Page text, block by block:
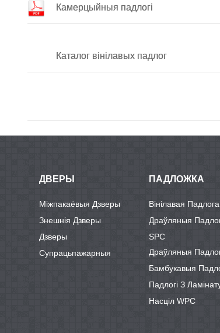
Камерцыйныя падлогі
Каталог вінілавых падлог
ДВЕРЫ
Міжпакаёвыя Дзверы
Знешнія Дзверы
Дзверы
Супрацьпажарныя
ПАДЛОЖКА
Вінілавая Падлога
Драўляныя
SPC
Драўляныя
Бамбукавыя
Падлогі З
Насціл WPC